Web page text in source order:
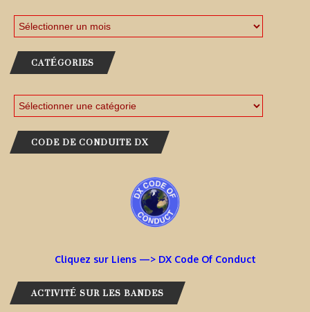
CATÉGORIES
CODE DE CONDUITE DX
Cliquez sur Liens —> DX Code Of Conduct
ACTIVITÉ SUR LES BANDES